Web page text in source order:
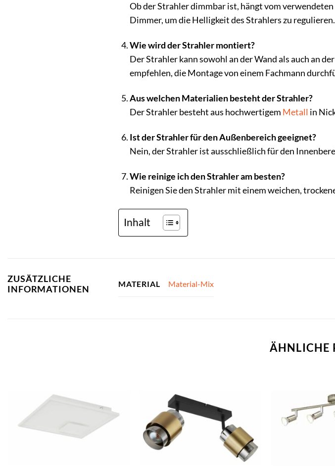
Ob der Strahler dimmbar ist, hängt vom
Dimmer, um die Helligkeit des Strahlers zu regulieren.
Wie wird der Strahler montiert?
Der Strahler kann sowohl an der Wand als auch an
empfehlen, die Montage von einem Fachmann
Aus welchen Materialien besteht der Strahler?
Der Strahler besteht aus hochwertigem Metall in
Ist der Strahler für den Außenbereich geeignet?
Nein, der Strahler ist ausschließlich für den
Wie reinige ich den Strahler am besten?
Reinigen Sie den Strahler mit einem weichen,
Inhalt
ZUSÄTZLICHE
INFORMATIONEN
MATERIAL Material-Mix
ÄHNLICHE